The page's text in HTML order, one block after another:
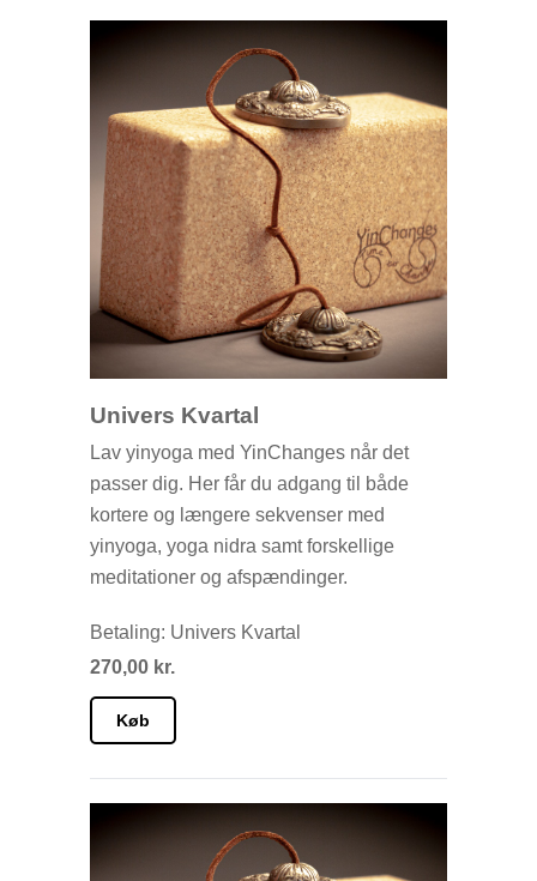
Univers Kvartal
Lav yinyoga med YinChanges når det
passer dig. Her får du adgang til både
kortere og længere sekvenser med
yinyoga, yoga nidra samt forskellige
meditationer og afspændinger.
Betaling: Univers Kvartal
270,00 kr.
Køb